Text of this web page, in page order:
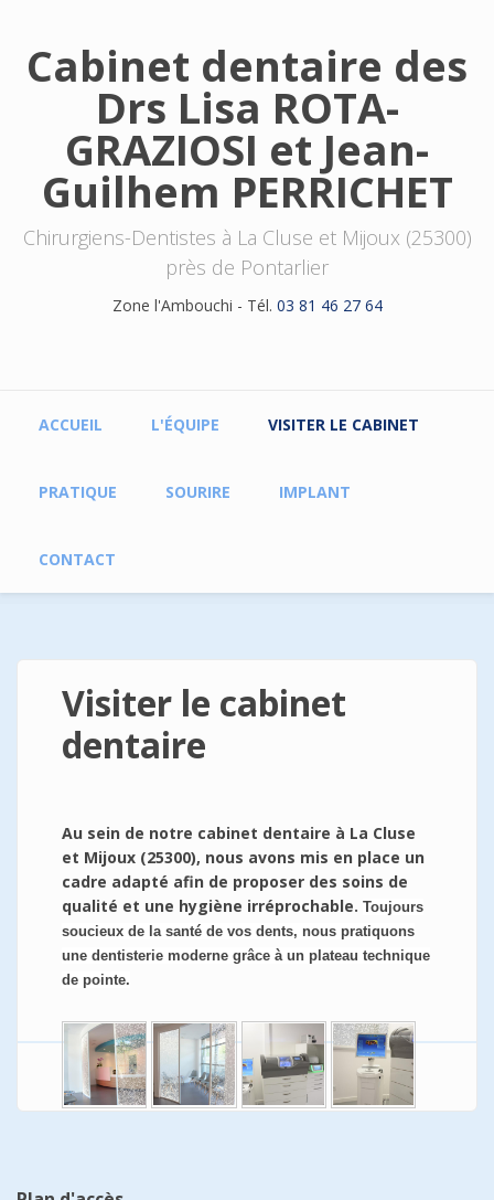
Cabinet dentaire des
Drs Lisa ROTA-
GRAZIOSI et Jean-
Guilhem PERRICHET
Chirurgiens-Dentistes à La Cluse et Mijoux (25300)
près de Pontarlier
Zone l'Ambouchi - Tél. 03 81 46 27 64
Menu principal
ACCUEIL L'ÉQUIPE VISITER LE CABINET
PRATIQUE SOURIRE IMPLANT
CONTACT
Visiter le cabinet
dentaire
Au sein de notre cabinet dentaire à La Cluse
et Mijoux (25300), nous avons mis en place un
cadre adapté afin de proposer des soins de
qualité et une hygiène irréprochable. Toujours
soucieux de la santé de vos dents, nous pratiquons
une dentisterie moderne grâce à un plateau technique
de pointe.